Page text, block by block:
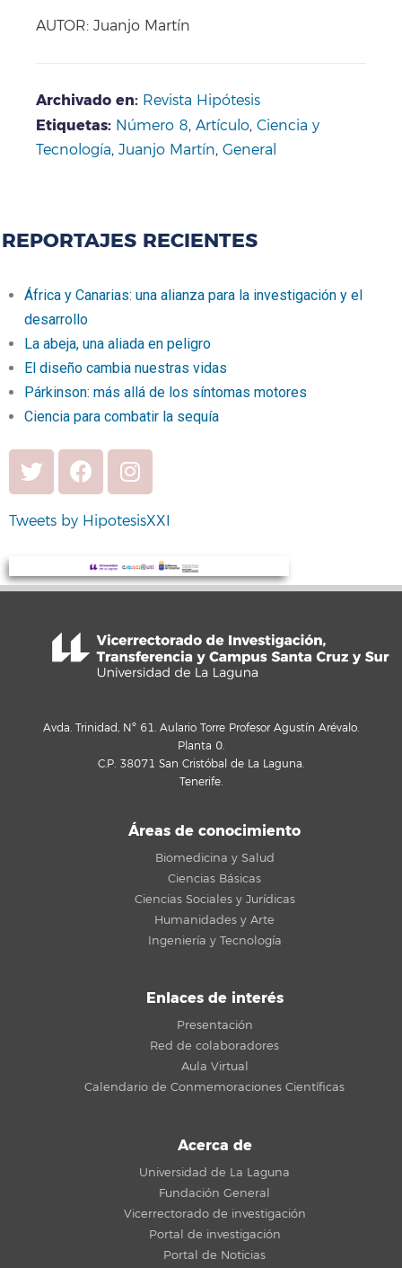
AUTOR: Juanjo Martín
Archivado en: Revista Hipótesis
Etiquetas: Número 8, Artículo, Ciencia y
Tecnología, Juanjo Martín, General
REPORTAJES RECIENTES
África y Canarias: una alianza para la investigación y el
desarrollo
La abeja, una aliada en peligro
El diseño cambia nuestras vidas
Párkinson: más allá de los síntomas motores
Ciencia para combatir la sequía
Tweets by HipotesisXXI
Avda. Trinidad, Nº 61. Aulario Torre Profesor Agustín Arévalo.
Planta 0.
C.P. 38071 San Cristóbal de La Laguna.
Tenerife.
Áreas de conocimiento
Biomedicina y Salud
Ciencias Básicas
Ciencias Sociales y Jurídicas
Humanidades y Arte
Ingeniería y Tecnología
Enlaces de interés
Presentación
Red de colaboradores
Aula Virtual
Calendario de Conmemoraciones Científicas
Acerca de
Universidad de La Laguna
Fundación General
Vicerrectorado de investigación
Portal de investigación
Portal de Noticias